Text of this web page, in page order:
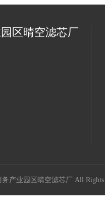
区晴空滤芯厂
务产业园区晴空滤芯厂 All